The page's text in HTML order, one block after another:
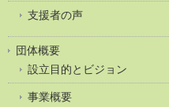
支援者の声
団体概要
設立目的とビジョン
事業概要